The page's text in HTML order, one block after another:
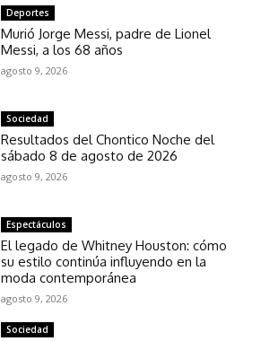
Deportes
Murió Jorge Messi, padre de Lionel
Messi, a los 68 años
agosto 9, 2026
Sociedad
Resultados del Chontico Noche del
sábado 8 de agosto de 2026
agosto 9, 2026
Espectáculos
El legado de Whitney Houston: cómo
su estilo continúa influyendo en la
moda contemporánea
agosto 9, 2026
Sociedad